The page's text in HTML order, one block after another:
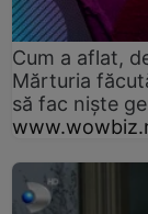
Cum a aflat,
Mărturia
să fac niște